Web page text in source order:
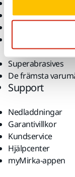
Dammfri slipning
förbrukningsvaror
Superabrasives
De främsta
Support
Nedladdningar
Garantivillkor
Kundservice
Hjälpcenter
myMirka-appen